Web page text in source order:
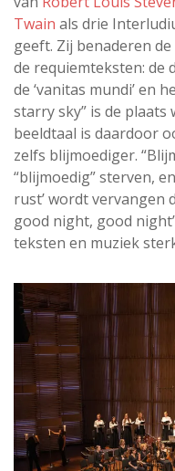
Twain als drie
geeft. Zij benaderen
de requiemteksten: de
de ‘vanitas mundi’ en
starry sky” is de plaats
beeldtaal is daardoor
zelfs blijmoediger.
“blijmoedig” sterven,
rust’ wordt vervangen
good night, good
teksten en muziek